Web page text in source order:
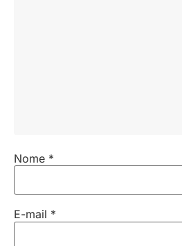
Nome *
E-mail *